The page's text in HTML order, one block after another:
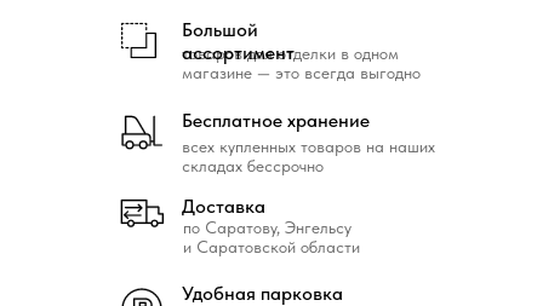
Удобная парковка
всех купленных товаров на наших
складах бессрочно
Бесплатное хранение
товаров для отделки в одном
магазине — это всегда выгодно
Большой
ассортимент
по Саратову, Энгельсу
и Саратовской области
Доставка